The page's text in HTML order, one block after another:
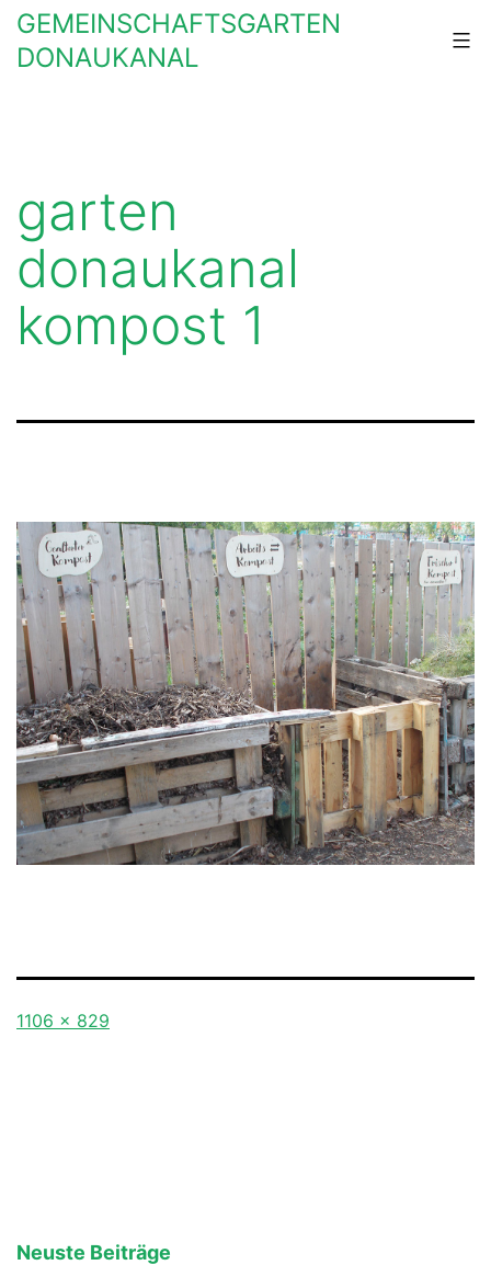
Zum
Inhalt
GEMEINSCHAFTSGARTEN
DONAUKANAL
garten
donaukanal
kompost 1
Originalgröße
1106 × 829
Neuste Beiträge